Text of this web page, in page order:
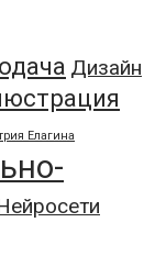
Дизайн
Елагина